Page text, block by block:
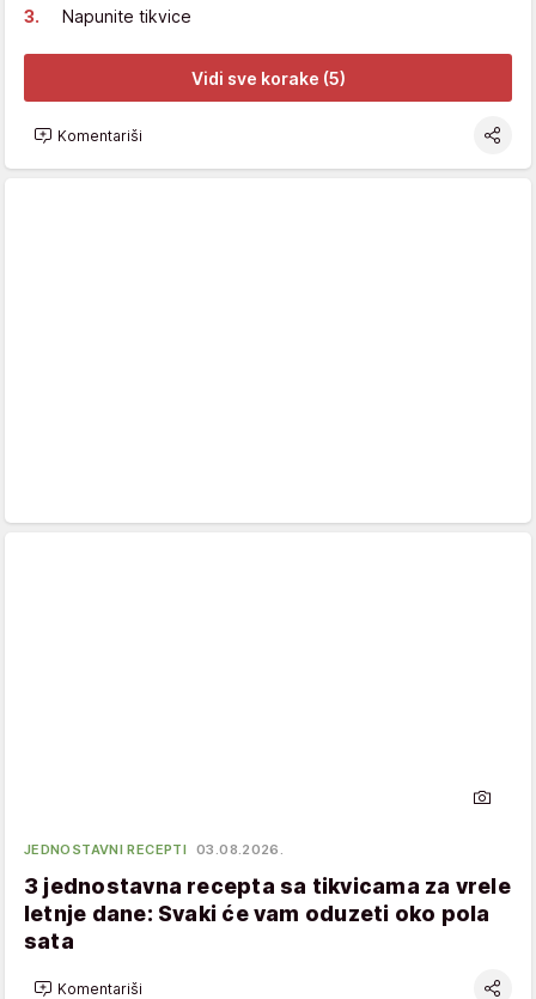
Napunite tikvice
Vidi sve korake (5)
Komentariši
JEDNOSTAVNI RECEPTI 03.08.2026.
3 jednostavna recepta sa tikvicama za vrele
letnje dane: Svaki će vam oduzeti oko pola
sata
Komentariši